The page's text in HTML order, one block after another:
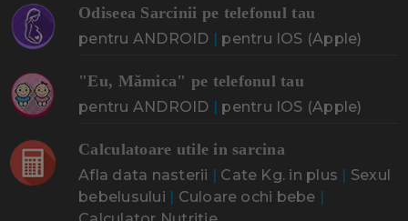
Odiseea Sarcinii pe telefonul tau
pentru ANDROID | pentru IOS (Apple)
"Eu, Mămica" pe telefonul tau
pentru ANDROID | pentru IOS (Apple)
Calculatoare utile in sarcina
Afla data nasterii | Cate Kg. in plus | Sexul
bebelusului | Culoare ochi bebe |